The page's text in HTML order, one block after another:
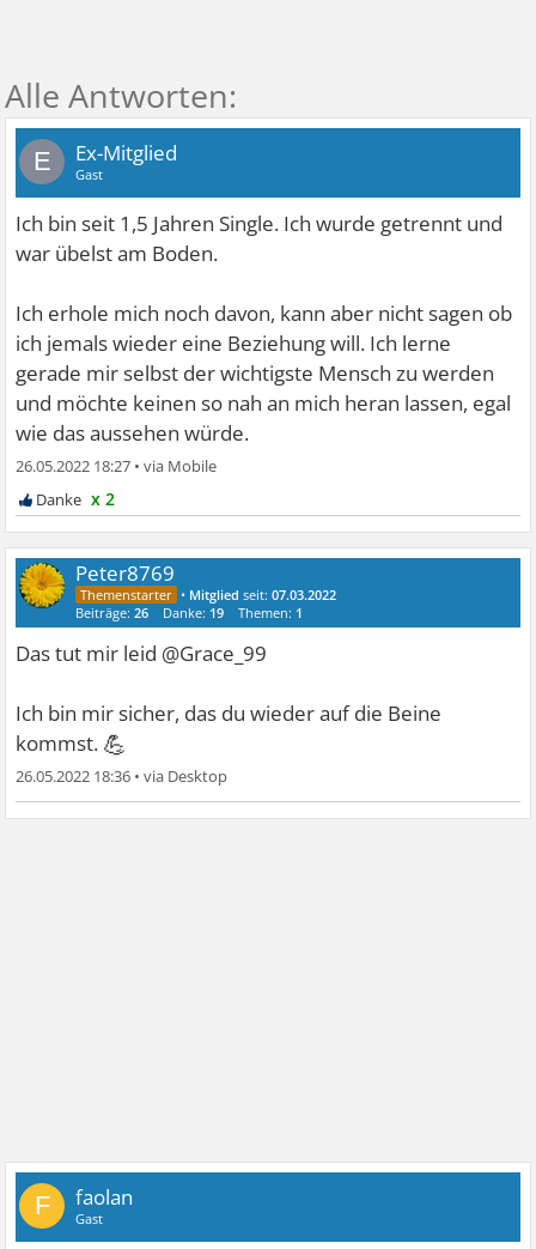
E Ex-Mitglied
Gast
Ich bin seit 1,5 Jahren Single. Ich wurde getrennt und
war übelst am Boden.
Ich erhole mich noch davon, kann aber nicht sagen ob
ich jemals wieder eine Beziehung will. Ich lerne
gerade mir selbst der wichtigste Mensch zu werden
und möchte keinen so nah an mich heran lassen, egal
wie das aussehen würde.
26.05.2022 18:27 •
x 2
Peter8769
• Mitglied seit:07.03.2022
Beiträge:26 Danke: 19 Themen: 1
Das tut mir leid @Grace_99
Ich bin mir sicher, das du wieder auf die Beine
kommst. 💪
26.05.2022 18:36 •
F faolan
Gast